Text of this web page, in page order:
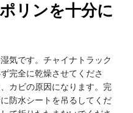
リンを十分に
気です。チャイナトラック
完全に乾燥させてくださ
カビの原因になります。完
防水シートを吊るしてくだ